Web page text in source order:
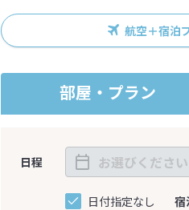
航空＋宿泊
部屋・プラン
日程
日付指定なし 宿